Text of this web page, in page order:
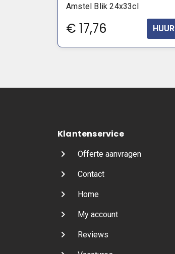
Amstel Blik 24x33cl
€ 17,76 HUUR
Klantenservice
Offerte aanvragen
Contact
Home
My account
Reviews